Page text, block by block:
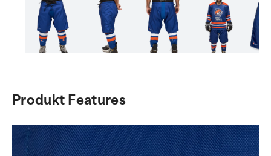
8Produkt Features